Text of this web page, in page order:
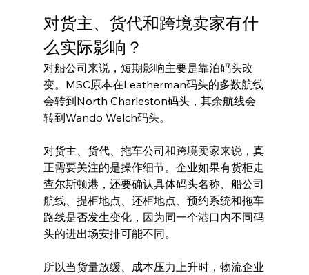
对货主、货代和跨境卖家有什
么实际影响？
对船公司来说，短期影响主要是靠泊码头改
变。MSC原本在Leatherman码头的多数航线
会转到North Charleston码头，其余航线会
转到Wando Welch码头。
对货主、货代、拖车公司和跨境卖家来说，真
正需要关注的是操作细节。企业如果有货柜走
查尔斯顿港，还要确认具体码头名称、船公司
航线、提柜地点、还柜地点、预约系统和拖车
路线是否发生变化，因为同一个港口内不同码
头的进出场安排可能不同。
所以当货量放缓、成本压力上升时，物流企业